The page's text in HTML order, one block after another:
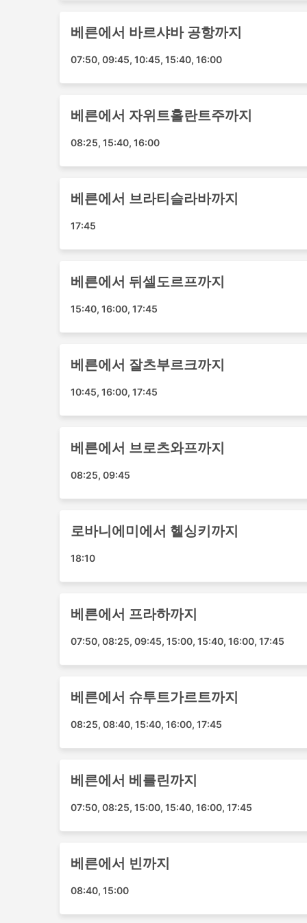
베른 - 볼로냐
베른 - 자위트홀란트주
베른 - 코펜하겐
베른 - Kalymnos
베른 - 니스 (프랑스)
Helvetic Airways 표 가격 및 좌석
비행기표 가격은 좌석 등급, 출발 시간 및 요일,
우 빨리 매진되며 좌석을 확보하려면 사전 예약
들에게 표를 판매하기 전 며칠 전에 일부 회원들
일부 항공권에는 비행 이외에는 아무 서비스도
하지 않고 출퇴근시간에 출발 또는 도착할 준비
비행기 여행의 장단점
비행기 여행의 장점
는 시간과 공항에서 필요한 절차에 소요되
많은 저가 항공사가 국내선 및 국제선 노선
출발 및 도착 시간, 가격 등이 다양한 직항
공항은 주로 외곽이나 시외에 위치하고 있
항은 여행자가 공항으로 이동하는 것이 쉽
로 공항 이동까지의 비용도 꼭 확인해야 합
비행기 공포증에 시달리는 사람들이 있으
하는 경우 비행이 스트레스가 많은 경험이
베른에서 바르샤바 공항까지
07:50, 09:45, 10:45, 15:40, 16:00
베른에서 자위트홀란트주까지
08:25, 15:40, 16:00
베른에서 브라티슬라바까지
17:45
베른에서 뒤셀도르프까지
15:40, 16:00, 17:45
베른에서 잘츠부르크까지
10:45, 16:00, 17:45
베른에서 브로츠와프까지
08:25, 09:45
로바니에미에서 헬싱키까지
18:10
베른에서 프라하까지
07:50, 08:25, 09:45, 15:00, 15:40, 16:00, 17:45
베른에서 슈투트가르트까지
08:25, 08:40, 15:40, 16:00, 17:45
베른에서 베를린까지
07:50, 08:25, 15:00, 15:40, 16:00, 17:45
베른에서 빈까지
08:40, 15:00